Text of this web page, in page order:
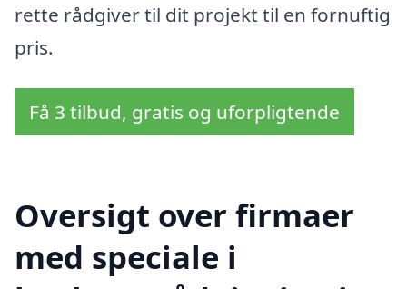
rette rådgiver til dit projekt til en fornuftig
pris.
Få 3 tilbud, gratis og uforpligtende
Oversigt over firmaer
med speciale i